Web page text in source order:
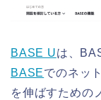
BASE Uは、
BASEでのネッ
を伸ばすための